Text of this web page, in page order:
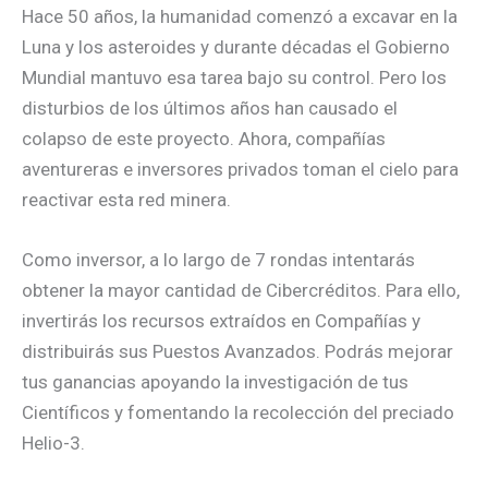
Hace 50 años, la humanidad comenzó a excavar en la
Luna y los asteroides y durante décadas el Gobierno
Mundial mantuvo esa tarea bajo su control. Pero los
disturbios de los últimos años han causado el
colapso de este proyecto. Ahora, compañías
aventureras e inversores privados toman el cielo para
reactivar esta red minera.
Como inversor, a lo largo de 7 rondas intentarás
obtener la mayor cantidad de Cibercréditos. Para ello,
invertirás los recursos extraídos en Compañías y
distribuirás sus Puestos Avanzados. Podrás mejorar
tus ganancias apoyando la investigación de tus
Científicos y fomentando la recolección del preciado
Helio-3.